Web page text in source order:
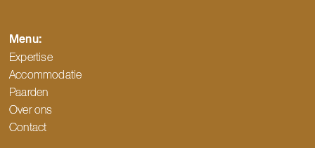
Menu:
Expertise
Accommodatie
Paarden
Over ons
Contact